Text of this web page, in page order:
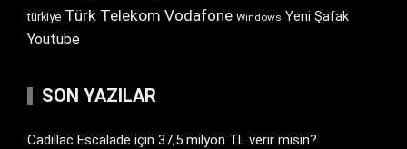
türkiye Türk Telekom Vodafone Windows Yeni Şafak
Youtube
SON YAZILAR
Cadillac Escalade için 37,5 milyon TL verir misin?